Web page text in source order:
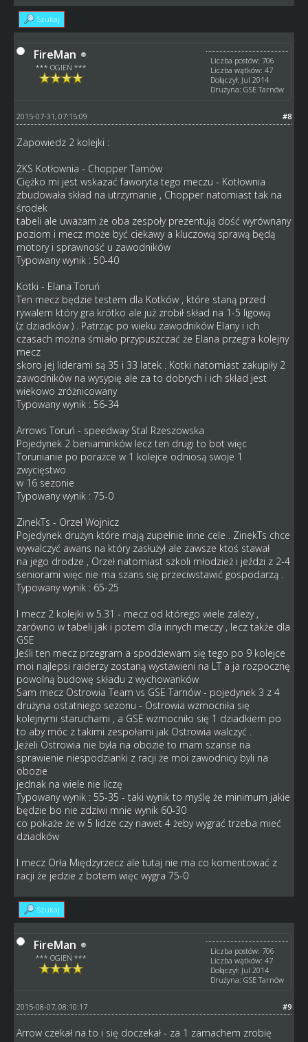
Szukaj
FireMan
*** OGIEŃ ***
Liczba postów: 706
Liczba wątków: 47
Dołączył: Jul 2014
Drużyna: GSE Tarnów
#8
2015-07-31, 07:15:09
Zapowiedz 2 kolejki :
ŻKS Kotłownia - Chopper Tarnów
Ciężko mi jest wskazać faworyta tego meczu - Kotłownia
zbudowała skład na utrzymanie , Chopper natomiast tak na
środek
tabeli ale uważam że oba zespoły prezentują dość wyrównany
poziom i mecz może być ciekawy a kluczową sprawą będą
motory i sprawność u zawodników
Typowany wynik : 50-40
Kotki - Elana Toruń
Ten mecz będzie testem dla Kotków , które staną przed
rywalem który gra krótko ale już zrobił skład na 1-5 ligową
(z dziadków ) . Patrząc po wieku zawodników Elany i ich
czasach można śmiało przypuszczać że Elana przegra kolejny
mecz
skoro jej liderami są 35 i 33 latek . Kotki natomiast zakupiły 2
zawodników na wysypię ale za to dobrych i ich skład jest
wiekowo zróżnicowany
Typowany wynik : 56-34
Arrows Toruń - speedway Stal Rzeszowska
Pojedynek 2 beniaminków lecz ten drugi to bot więc
Torunianie po porażce w 1 kolejce odniosą swoje 1
zwycięstwo
w 16 sezonie
Typowany wynik : 75-0
ZinekTs - Orzeł Wojnicz
Pojedynek drużyn które mają zupełnie inne cele . ZinekTs chce
wywalczyć awans na który zasłużył ale zawsze ktoś stawał
na jego drodze , Orzeł natomiast szkoli młodzież i jeździ z 2-4
seniorami więc nie ma szans się przeciwstawić gospodarzą .
Typowany wynik : 65-25
I mecz 2 kolejki w 5.31 - mecz od którego wiele zależy ,
zarówno w tabeli jak i potem dla innych meczy , lecz także dla
GSE
Jeśli ten mecz przegram a spodziewam się tego po 9 kolejce
moi najlepsi raiderzy zostaną wystawieni na LT a ja rozpocznę
powolną budowę składu z wychowanków
Sam mecz Ostrowia Team vs GSE Tarnów - pojedynek 3 z 4
drużyna ostatniego sezonu - Ostrowia wzmocniła się
kolejnymi staruchami , a GSE wzmocniło się 1 dziadkiem po
to aby móc z takimi zespołami jak Ostrowia walczyć .
Jeżeli Ostrowia nie była na obozie to mam szanse na
sprawienie niespodzianki z racji że moi zawodnicy byli na
obozie
jednak na wiele nie liczę
Typowany wynik : 55-35 - taki wynik to myślę że minimum jakie
będzie bo nie zdziwi mnie wynik 60-30
co pokaże że w 5 lidze czy nawet 4 żeby wygrać trzeba mieć
dziadków
I mecz Orła Międzyrzecz ale tutaj nie ma co komentować z
racji że jedzie z botem więc wygra 75-0
Szukaj
FireMan
*** OGIEŃ ***
Liczba postów: 706
Liczba wątków: 47
Dołączył: Jul 2014
Drużyna: GSE Tarnów
#9
2015-08-07, 08:10:17
Arrow czekał na to i się doczekał - za 1 zamachem zrobię